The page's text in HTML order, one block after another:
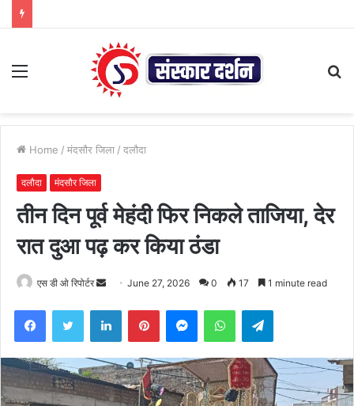
Menu
Home / मंदसौर जिला / दलौदा
दलौदा मंदसौर जिला
तीन दिन पूर्व मेहंदी फिर निकले ताजिया, देर
रात दुआ पढ़ कर किया ठंडा
एस डी ओ रिपोर्टर
Send June 27, 2026 0 17 1 minute read
FacebookTwitter LinkedInPinterestMessengerWhatsAppTelegram